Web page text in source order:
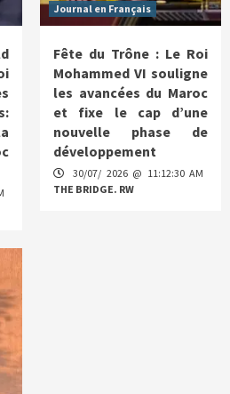
Journal en Français
Fête du Trône : Le Roi
Mohammed VI souligne
les avancées du Maroc
et fixe le cap d’une
nouvelle phase de
développement
30/07/ 2026 @ 11:12:30 AM
THE BRIDGE. RW